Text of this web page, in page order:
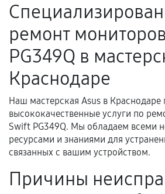
Поломка установленной
нормальной эксплуатации в
гарантийного срока.
Несоответствие
техническим характеристикам.
Документы для
гарантии
Акт выполненных работ с
ремонт
PG349Q в
Краснодаре
Наш мастерская Asus в Краснодаре
высококачественные услуги по
Swift PG349Q. Мы обладаем всеми
ресурсами и знаниями для
связанных с вашим устройством.
Причины